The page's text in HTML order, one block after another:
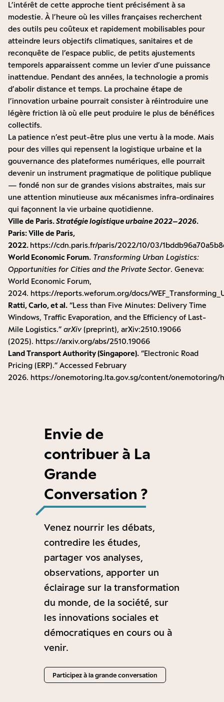
L’intérêt de cette approche tient précisément à sa
modestie. À l’heure où les villes françaises recherchent
des outils peu coûteux et rapidement mobilisables pour
atteindre leurs objectifs climatiques, sanitaires et de
reconquête de l’espace public, de petits ajustements
temporels apparaissent comme un levier d’une puissance
inattendue. Pendant des années, la technologie a promis
d’abolir distance et temps. La prochaine étape de
l’innovation urbaine pourrait consister à réintroduire une
légère friction là où elle peut produire le plus de bénéfices
collectifs.
La patience n’est peut-être plus une vertu à la mode. Mais
pour des villes qui repensent la logistique urbaine et la
gouvernance des plateformes numériques, elle pourrait
devenir un instrument pragmatique de politique publique
— fondé non sur de grandes visions abstraites, mais sur
une attention minutieuse aux mécanismes infra-ordinaires
qui façonnent la vie urbaine quotidienne.
Ville de Paris.Stratégie logistique urbaine 2022–2026.
Paris: Ville de Paris,
2022. https://cdn.paris.fr/paris/2022/10/03/
World Economic Forum. Transforming Urban Logistics:
Opportunities for Cities and the Private Sector. Geneva:
World Economic Forum,
2024. https://reports.weforum.org/docs/
Ratti, Carlo, et al. “Less than Five Minutes: Delivery Time
Windows, Traffic Evaporation, and the Efficiency of Last-
Mile Logistics.” arXiv(preprint), arXiv:2510.19066
(2025). https://arxiv.org/abs/2510.19066
Land Transport Authority (Singapore). “Electronic Road
Pricing (ERP).” Accessed February
2026. https://onemotoring.lta.gov.sg/content/onemotoring/
Envie de
contribuer à La
Grande
Conversation ?
Venez nourrir les débats,
contredire les études,
partager vos analyses,
observations, apporter un
éclairage sur la transformation
du monde, de la société, sur
les innovations sociales et
démocratiques en cours ou à
venir.
Participez à la grande conversation